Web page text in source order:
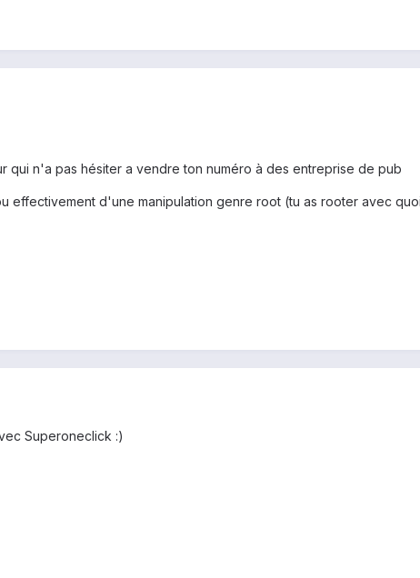
qui n'a pas hésiter a vendre ton numéro à des entreprise de pub
effectivement d'une manipulation genre root (tu as rooter avec
Superoneclick :)